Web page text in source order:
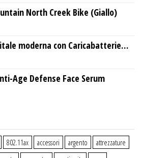
North Creek Bike (Giallo)
moderna con Caricabatterie
Age Defense Face Serum
802.11ax accessori argento
attrezzature